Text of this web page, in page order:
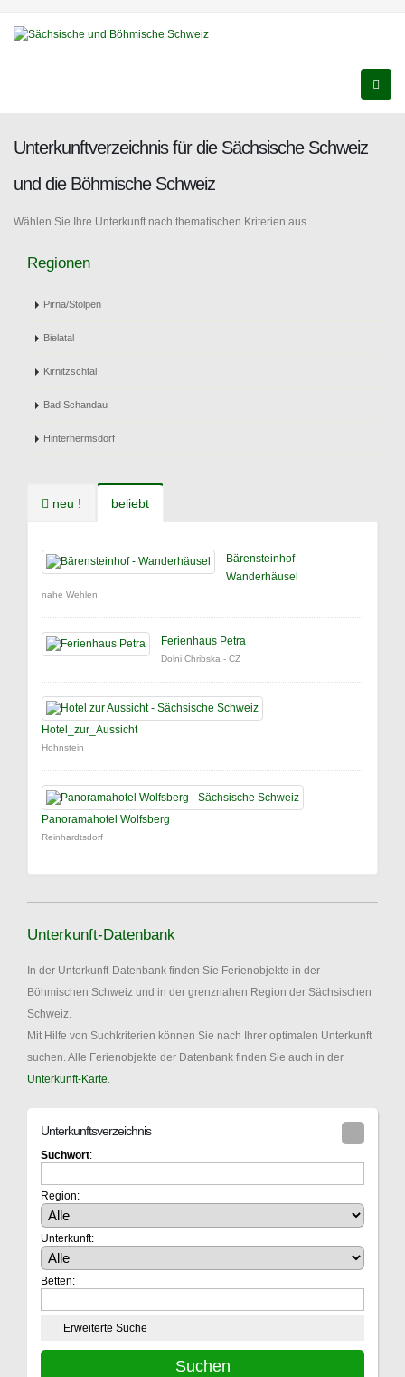
Unterkunftverzeichnis für die Sächsische Schweiz
und die Böhmische Schweiz
Wählen Sie Ihre Unterkunft nach thematischen Kriterien aus.
Regionen
Pirna/Stolpen
Bielatal
Kirnitzschtal
Bad Schandau
Hinterhermsdorf
neu ! beliebt
Bärensteinhof
Wanderhäusel
nahe Wehlen
Ferienhaus Petra
Dolni Chribska - CZ
Hotel_zur_Aussicht
Hohnstein
Panoramahotel Wolfsberg
Reinhardtsdorf
Unterkunft-Datenbank
In der Unterkunft-Datenbank finden Sie Ferienobjekte in der
Böhmischen Schweiz und in der grenznahen Region der Sächsischen
Schweiz.
Mit Hilfe von Suchkriterien können Sie nach Ihrer optimalen Unterkunft
suchen. Alle Ferienobjekte der Datenbank finden Sie auch in der
Unterkunft-Karte
Unterkunftsverzeichnis
Suchwort:
Region:
Unterkunft:
Betten:
Erweiterte Suche